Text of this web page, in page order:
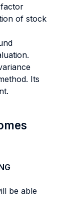
of stock
Its
be able